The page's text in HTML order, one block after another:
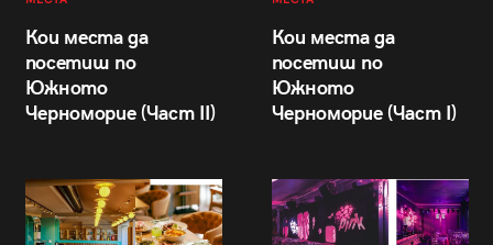
Кои места да
посетиш по
Южното
Черноморие (Част II)
Кои места да
посетиш по
Южното
Черноморие (Част I)